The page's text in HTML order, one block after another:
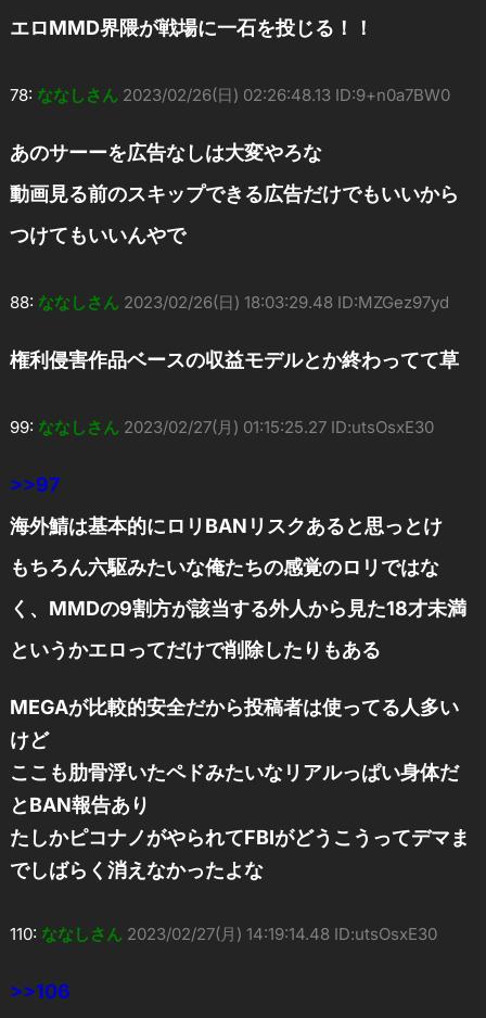
エロMMD界隈が戦場に一石を投じる！！
78: ななしさん 2023/02/26(日) 02:26:48.13 ID:9+n0a7BW0
あのサーーを広告なしは大変やろな
動画見る前のスキップできる広告だけでもいいから
つけてもいいんやで
88: ななしさん 2023/02/26(日) 18:03:29.48 ID:MZGez97yd
権利侵害作品ベースの収益モデルとか終わってて草
99: ななしさん 2023/02/27(月) 01:15:25.27 ID:utsOsxE30
>>97
海外鯖は基本的にロリBANリスクあると思っとけ
もちろん六駆みたいな俺たちの感覚のロリではな
く、MMDの9割方が該当する外人から見た18才未満
というかエロってだけで削除したりもある
MEGAが比較的安全だから投稿者は使ってる人多い
けど
ここも肋骨浮いたペドみたいなリアルっぱい身体だ
とBAN報告あり
たしかピコナノがやられてFBIがどうこうってデマま
でしばらく消えなかったよな
110: ななしさん 2023/02/27(月) 14:19:14.48 ID:utsOsxE30
>>106